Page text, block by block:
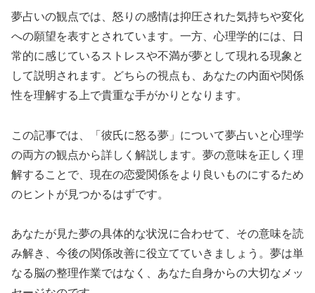
夢占いの観点では、怒りの感情は抑圧された気持ちや変化
への願望を表すとされています。一方、心理学的には、日
常的に感じているストレスや不満が夢として現れる現象と
して説明されます。どちらの視点も、あなたの内面や関係
性を理解する上で貴重な手がかりとなります。
この記事では、「彼氏に怒る夢」について夢占いと心理学
の両方の観点から詳しく解説します。夢の意味を正しく理
解することで、現在の恋愛関係をより良いものにするため
のヒントが見つかるはずです。
あなたが見た夢の具体的な状況に合わせて、その意味を読
み解き、今後の関係改善に役立てていきましょう。夢は単
なる脳の整理作業ではなく、あなた自身からの大切なメッ